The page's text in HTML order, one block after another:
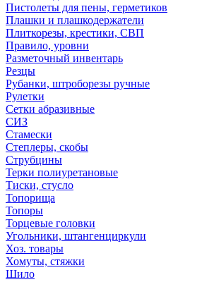
Пистолеты для пены, герметиков
Плашки и плашкодержатели
Плиткорезы, крестики, СВП
Правило, уровни
Разметочный инвентарь
Резцы
Рубанки, штроборезы ручные
Рулетки
Сетки абразивные
СИЗ
Стамески
Степлеры, скобы
Струбцины
Терки полиуретановые
Тиски, стусло
Топорища
Топоры
Торцевые головки
Угольники, штангенциркули
Хоз. товары
Хомуты, стяжки
Шило